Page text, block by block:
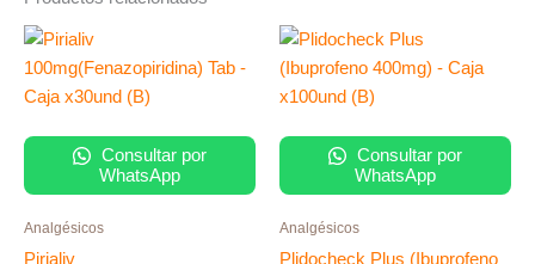
Consultar por
WhatsApp
Analgésicos
Pirialiv
Consultar por
WhatsApp
Analgésicos
Plidocheck Plus (Ibuprofeno